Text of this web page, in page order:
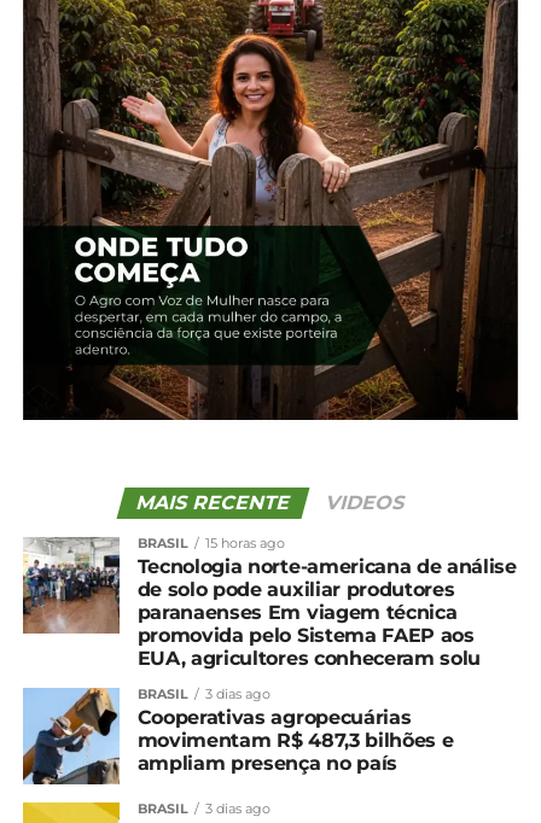
A integração é modelo mais frequente nas regiões
Oeste, Sudoeste, Sudeste e Centro-Oriental do
Paraná, totalizando 97 municípios. Toledo lidera o
sistema, com 405 produtores, seguido por Nova
Santa Rosa, com 135. As mesmas regiões
concentram os cooperados, presentes em 68
cidades. Novamente Toledo está à frente, com 175
estabelecimentos, vindo a seguir Marechal
Cândido Rondon, com 135.
Os produtores independentes estão mais
dispersos pelo Estado, com destaque para os
municípios de Marechal Cândido Rondon, com 43,
Mangueirinha, com 33, e Toledo, com 31. Em
algumas regiões do Paraná, como Norte e Norte
de suínos e se destinam sobretudo a abatedouros
com inspeção estadual e municipal.
Compartilhe isso:
Facebook 18+
Relacionado
Família de Foz do Jordão
MAIS RECENTE VIDEOS
BRASIL 15 horas ago
Tecnologia norte-americana de análise
de solo pode auxiliar produtores
paranaenses Em viagem técnica
promovida pelo Sistema FAEP aos
EUA, agricultores conheceram solu
BRASIL 3 dias ago
Cooperativas agropecuárias
movimentam R$ 487,3 bilhões e
ampliam presença no país
BRASIL 3 dias ago